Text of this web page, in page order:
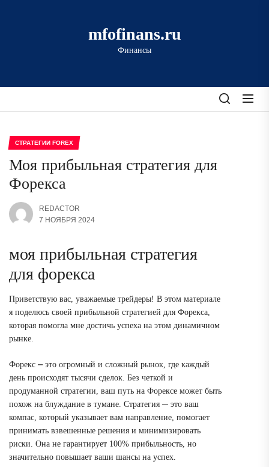
mfofinans.ru
Финансы
СТРАТЕГИИ FOREX
Моя прибыльная стратегия для
Форекса
REDACTOR
7 НОЯБРЯ 2024
моя прибыльная стратегия
для форекса
Приветствую вас, уважаемые трейдеры! В этом материале
я поделюсь своей прибыльной стратегией для Форекса,
которая помогла мне достичь успеха на этом динамичном
рынке.
Форекс ⎼ это огромный и сложный рынок, где каждый
день происходят тысячи сделок. Без четкой и
продуманной стратегии, ваш путь на Форексе может быть
похож на блуждание в тумане. Стратегия ─ это ваш
компас, который указывает вам направление, помогает
принимать взвешенные решения и минимизировать
риски. Она не гарантирует 100% прибыльность, но
значительно повышает ваши шансы на успех.